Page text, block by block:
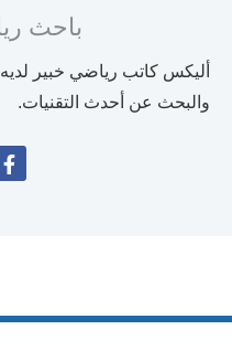
باحث
أليكس كاتب رياضي خبير
والبحث عن أحدث التقنيات.